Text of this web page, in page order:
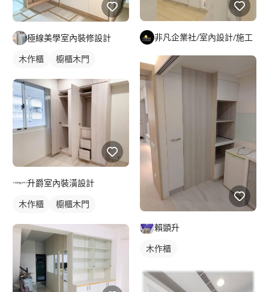
極線美學室內裝修設計
木作櫃 櫥櫃木門
升爵室內裝潢設計
木作櫃 櫥櫃木門
非凡企業社/室內設計/施工
賴顗升
木作櫃